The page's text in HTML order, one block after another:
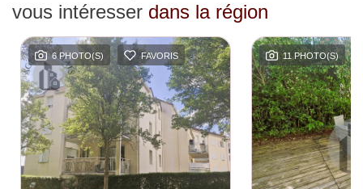
vous intéresser dans la région
6 PHOTO(S) FAVORIS 11 PHOTO(S)